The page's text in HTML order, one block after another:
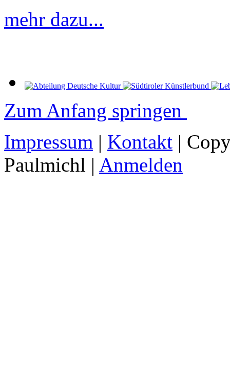
mehr dazu...
Zum Anfang springen
Impressum | Kontakt |
Paulmichl | Anmelden